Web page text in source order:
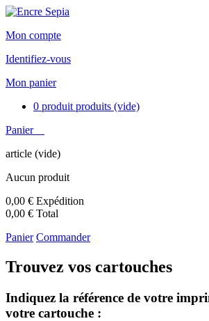
Mon compte
Identifiez-vous
Mon panier
0 produit produits (vide)
Panier
article (vide)
Aucun produit
0,00 € Expédition
0,00 € Total
Panier Commander
Trouvez vos cartouches
Indiquez la référence de votre
votre cartouche :